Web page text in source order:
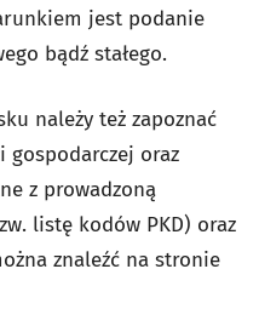
jest podanie
bądź stałego.
należy też zapoznać
gospodarczej oraz
z prowadzoną
listę kodów PKD) oraz
znaleźć na stronie